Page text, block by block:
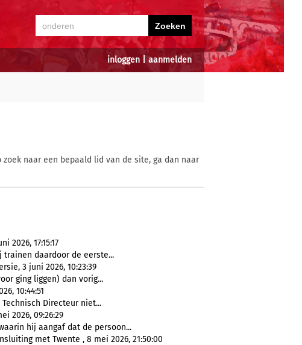
inloggen aanmelden
naar een bepaald lid van de site, ga dan naar
2026, 17:15:17
trainen daardoor de eerste...
3 juni 2026, 10:23:39
ging liggen) dan vorig...
10:44:51
Technisch Directeur niet...
2026, 09:26:29
hij aangaf dat de persoon...
met Twente , 8 mei 2026, 21:50:00